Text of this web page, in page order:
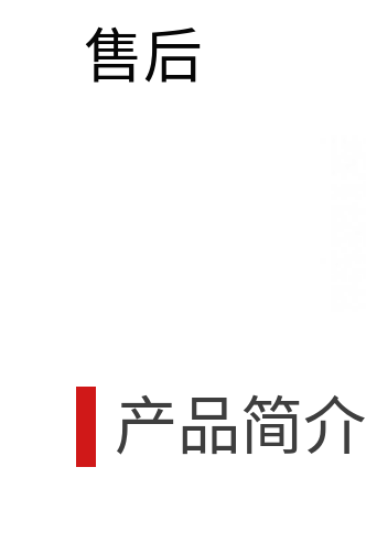
售后
产品简介